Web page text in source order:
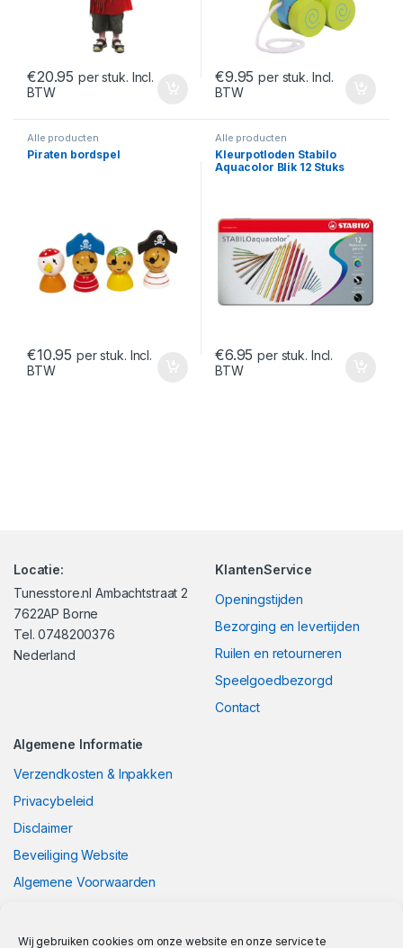
Wij gebruiken cookies om onze website en onze service te
€20.95 per stuk. Incl.
BTW
€9.95 per stuk. Incl.
BTW
Alle producten
Piraten bordspel
€10.95 per stuk. Incl.
BTW
Alle producten
Kleurpotloden Stabilo
Aquacolor Blik 12 Stuks
€6.95 per stuk. Incl.
BTW
Locatie:
Tunesstore.nl Ambachtstraat 2
7622AP Borne
Tel. 0748200376
Nederland
KlantenService
Openingstijden
Bezorging en levertijden
Ruilen en retourneren
Speelgoedbezorgd
Contact
Algemene Informatie
Verzendkosten & Inpakken
Privacybeleid
Disclaimer
Beveiliging Website
Algemene Voorwaarden